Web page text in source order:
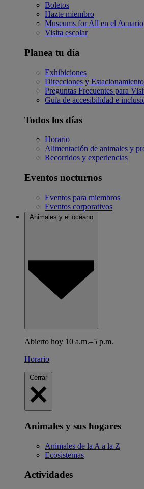
Boletos
Hazte miembro
Museums for All en el Acuario
Visita escolar
Planea tu día
Exhibiciones
Direcciones y Estacionamiento
Preguntas Frecuentes para
Guía de accesibilidad e
Todos los días
Horario
Alimentación de animales y
Recorridos y experiencias
Eventos nocturnos
Eventos para miembros
Eventos corporativos
Animales y el océano
Abierto hoy 10 a.m.–5 p.m.
Horario
Cerrar
Animales y sus hogares
Animales de la A a la Z
Ecosistemas
Actividades